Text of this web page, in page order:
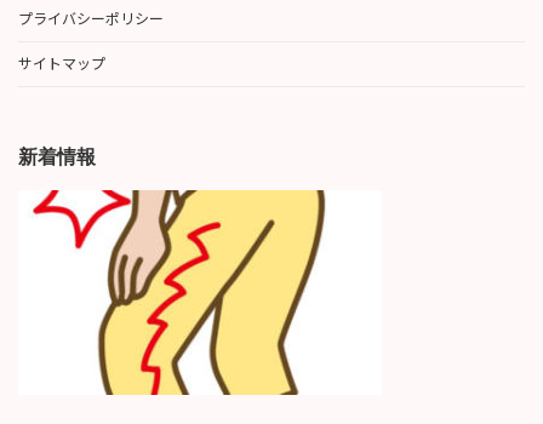
プライバシーポリシー
サイトマップ
新着情報